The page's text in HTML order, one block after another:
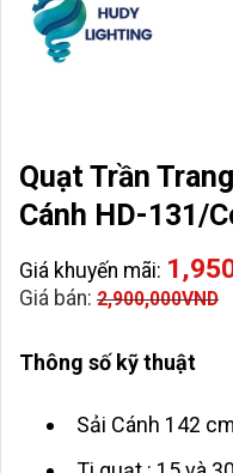
Quạt Trần
Cánh HD-131/
Giá khuyến mãi:
Giá bán: 2,900,000VND
Thông số kỹ thuật
Sải Cánh 142 cm